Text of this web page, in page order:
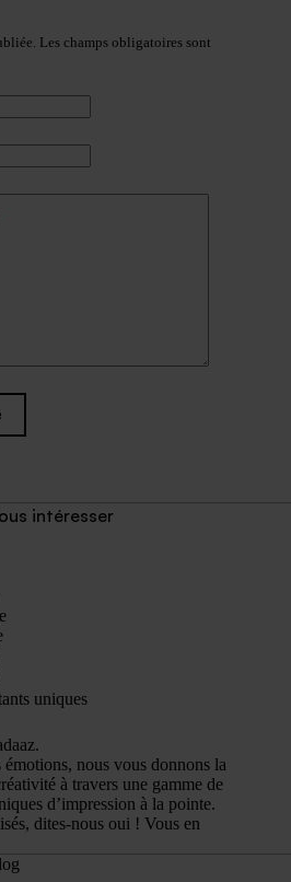
Les champs obligatoires sont
intéresser
uniques
nous vous donnons la
à travers une gamme de
d’impression à la pointe.
dites-nous oui ! Vous en